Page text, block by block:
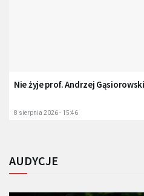
Nie żyje prof. Andrzej Gąsiorowski
8 sierpnia 2026 - 15:46
AUDYCJE